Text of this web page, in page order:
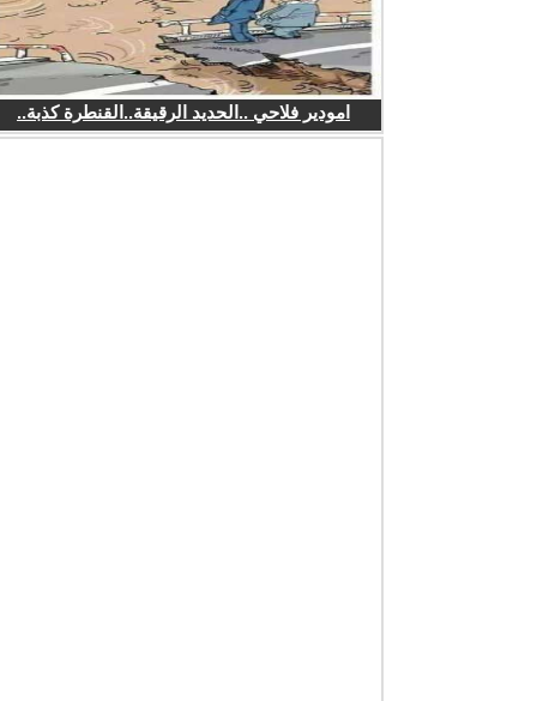
امودير فلاحي ..الحديد الرقيقة..القنطرة كذبة..